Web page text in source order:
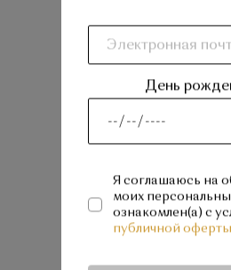
Я соглашаюсь на
День
Я соглашаюсь на
моих
ознакомлен(а) с
публичной оферты
Нужна